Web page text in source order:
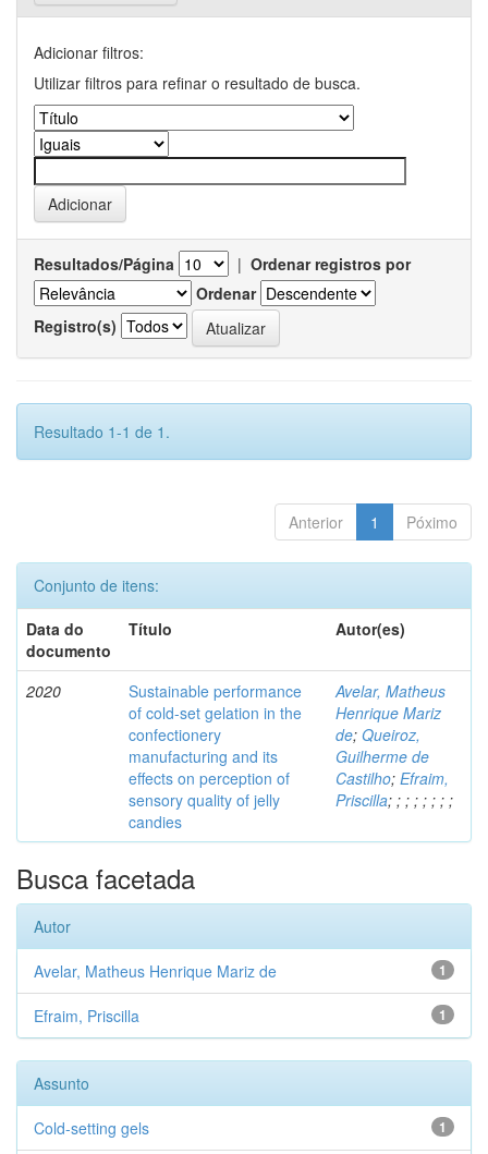
Adicionar filtros:
Utilizar filtros para refinar o resultado de busca.
Resultados/Página | Ordenar registros por
Ordenar
Registro(s)
Resultado 1-1 de 1.
Anterior 1 Póximo
Conjunto de itens:
Data do
documento
Título Autor(es)
2020
Sustainable performance
of cold-set gelation in the
confectionery
manufacturing and its
effects on perception of
sensory quality of jelly
candies
Avelar, Matheus
Henrique Mariz
de; Queiroz,
Guilherme de
Castilho; Efraim,
Priscilla; ; ; ; ; ; ; ;
Busca facetada
Autor
1
Avelar, Matheus Henrique Mariz de
1
Efraim, Priscilla
Assunto
1
Cold-setting gels